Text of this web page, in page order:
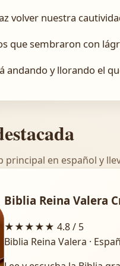
volver nuestra
que sembraron con
andando y llorando el
principal en español y
Biblia Reina Valera
★★★★★ 4.8 / 5
Biblia Reina Valera ·